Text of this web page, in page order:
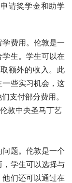
请奖学金和助学
费用。伦敦是一
生。学生可以在
额外的收入。此
些实习机会，这
支付部分费用。
题。伦敦是一个
学生可以选择与
们还可以通过在